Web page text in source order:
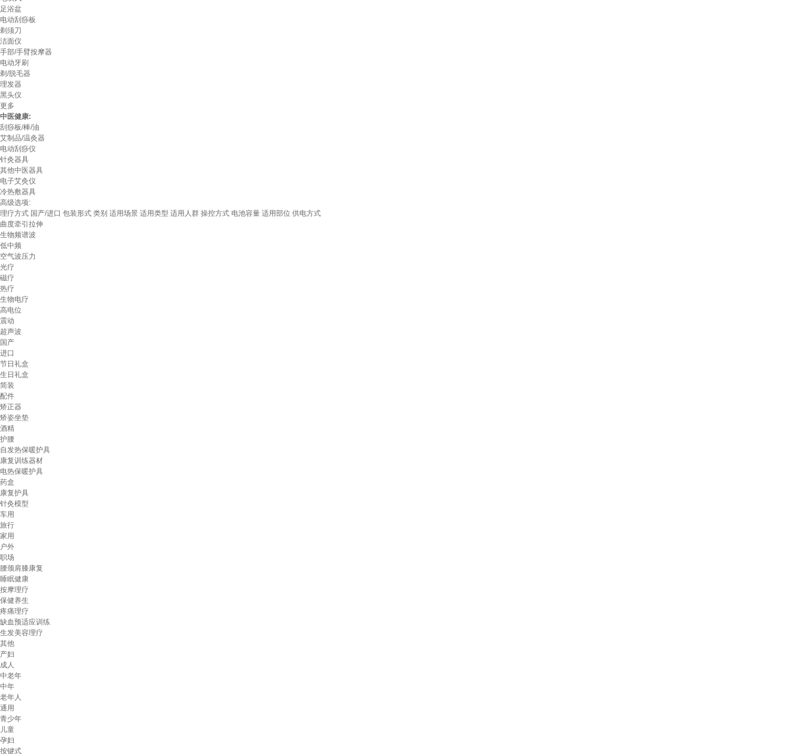
足浴盆
电动刮痧板
剃须刀
洁面仪
手部/手臂按摩器
电动牙刷
剃/脱毛器
理发器
黑头仪
更多
中医健康:
刮痧板/棒/油
艾制品/温灸器
电动刮痧仪
针灸器具
其他中医器具
电子艾灸仪
冷热敷器具
高级选项:
理疗方式 国产/进口 包装形式 类别 适用场景 适用类型 适用人群 操控方式 电池容量 适用部位 供电方式
曲度牵引拉伸
生物频谱波
低中频
空气波压力
光疗
磁疗
热疗
生物电疗
高电位
震动
超声波
国产
进口
节日礼盒
生日礼盒
简装
配件
矫正器
矫姿坐垫
酒精
护腰
自发热保暖护具
康复训练器材
电热保暖护具
药盒
康复护具
针灸模型
车用
旅行
家用
户外
职场
腰颈肩膝康复
睡眠健康
按摩理疗
保健养生
疼痛理疗
缺血预适应训练
生发美容理疗
其他
产妇
成人
中老年
中年
老年人
通用
青少年
儿童
孕妇
按键式